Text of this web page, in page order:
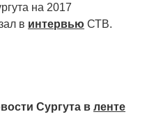
на 2017
в интервью СТВ.
Сургута в ленте